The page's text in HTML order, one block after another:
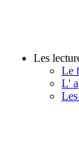
Les
Le
L'